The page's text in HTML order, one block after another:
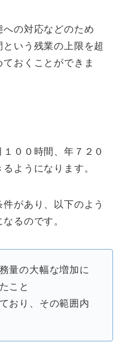
の対応などのため
いう残業の上限を超
おくことができま
００時間、年７２０
ようになります。
があり、以下のよう
るのです。
量の大幅な増加に
こと
おり、その範囲内